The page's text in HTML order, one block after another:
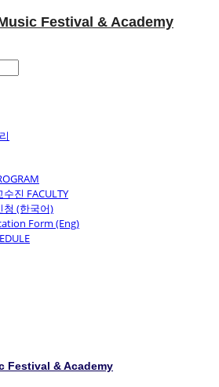
Festival & Academy
진 FACULTY
(한국어)
Form (Eng)
Festival & Academy